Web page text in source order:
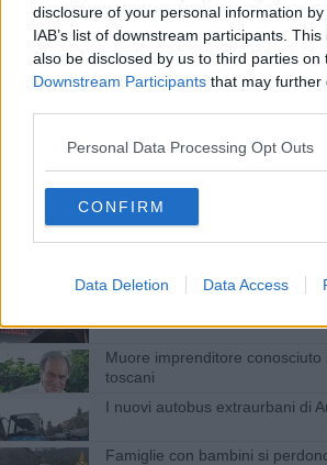
disclosure of your personal information
IAB’s list of downstream participants.
also be disclosed by us to third parties on
Downstream Participants that may further
Personal Data Processing Opt Outs
CONFIRM
Data Deletion Data Access
Pendolari nel caos treni, si
Bus, tutti gli orari di Pasqua e
Sui binari toscani nuovi treni
Due milioni di euro per musei e
Muore imprenditore conosciuto
toscani
I nuovi autobus extraurbani di
Famiglie con bambini si